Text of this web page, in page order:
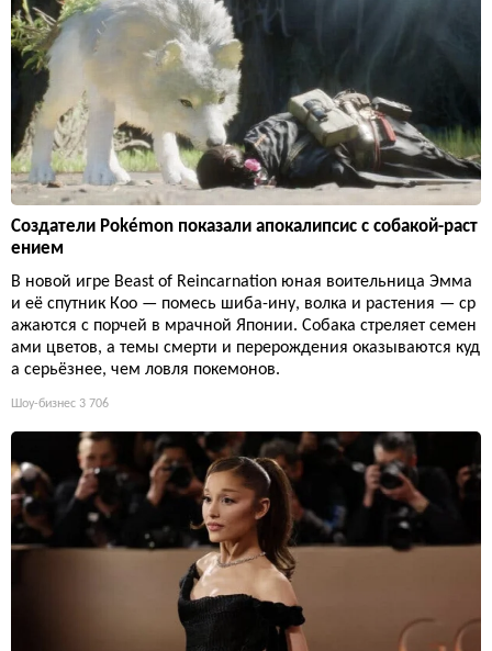
Создатели Pokémon показали апокалипсис с собакой-раст
ением
В новой игре Beast of Reincarnation юная воительница Эмма
и её спутник Кoo — помесь шиба-ину, волка и растения — ср
ажаются с порчей в мрачной Японии. Собака стреляет семен
ами цветов, а темы смерти и перерождения оказываются куд
а серьёзнее, чем ловля покемонов.
Шоу-бизнес 3 706